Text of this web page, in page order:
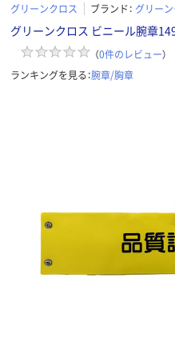
グリーンクロス ブランド： グリー
グリーンクロス ビニール腕章
（0件のレビュー）
ランキングを見る：腕章/胸章